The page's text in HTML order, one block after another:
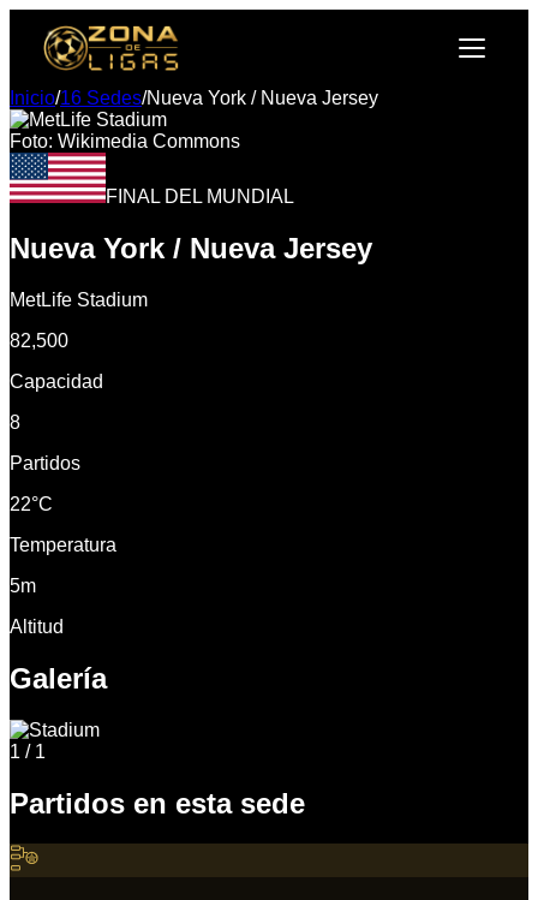
Inicio/16 Sedes/Nueva York / Nueva Jersey
Foto: Wikimedia Commons
FINAL DEL MUNDIAL
Nueva York / Nueva Jersey
MetLife Stadium
82,500
Capacidad
8
Partidos
22°C
Temperatura
5m
Altitud
Galería
1 / 1
Partidos en esta sede